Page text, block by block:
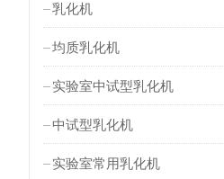
乳化机
均质乳化机
实验室中试型乳化机
中试型乳化机
实验室常用乳化机